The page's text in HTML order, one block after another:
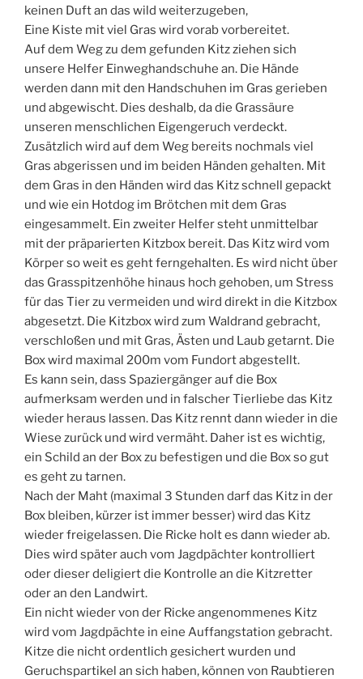
keinen Duft an das wild weiterzugeben,
Eine Kiste mit viel Gras wird vorab vorbereitet.
Auf dem Weg zu dem gefunden Kitz ziehen sich
unsere Helfer Einweghandschuhe an. Die Hände
werden dann mit den Handschuhen im Gras gerieben
und abgewischt. Dies deshalb, da die Grassäure
unseren menschlichen Eigengeruch verdeckt.
Zusätzlich wird auf dem Weg bereits nochmals viel
Gras abgerissen und im beiden Händen gehalten. Mit
dem Gras in den Händen wird das Kitz schnell gepackt
und wie ein Hotdog im Brötchen mit dem Gras
eingesammelt. Ein zweiter Helfer steht unmittelbar
mit der präparierten Kitzbox bereit. Das Kitz wird vom
Körper so weit es geht ferngehalten. Es wird nicht über
das Grasspitzenhöhe hinaus hoch gehoben, um Stress
für das Tier zu vermeiden und wird direkt in die Kitzbox
abgesetzt. Die Kitzbox wird zum Waldrand gebracht,
verschloßen und mit Gras, Ästen und Laub getarnt. Die
Box wird maximal 200m vom Fundort abgestellt.
Es kann sein, dass Spaziergänger auf die Box
aufmerksam werden und in falscher Tierliebe das Kitz
wieder heraus lassen. Das Kitz rennt dann wieder in die
Wiese zurück und wird vermäht. Daher ist es wichtig,
ein Schild an der Box zu befestigen und die Box so gut
es geht zu tarnen.
Nach der Maht (maximal 3 Stunden darf das Kitz in der
Box bleiben, kürzer ist immer besser) wird das Kitz
wieder freigelassen. Die Ricke holt es dann wieder ab.
Dies wird später auch vom Jagdpächter kontrolliert
oder dieser deligiert die Kontrolle an die Kitzretter
oder an den Landwirt.
Ein nicht wieder von der Ricke angenommenes Kitz
wird vom Jagdpächte in eine Auffangstation gebracht.
Kitze die nicht ordentlich gesichert wurden und
Geruchspartikel an sich haben, können von Raubtieren